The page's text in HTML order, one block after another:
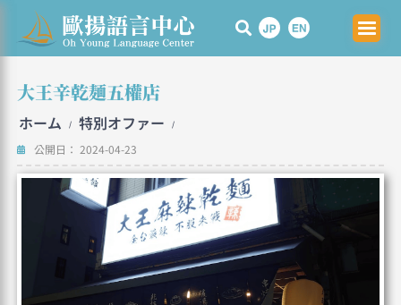
Skip
大王辛乾麺五權店
ホーム / 特別オファー /
公開日： 2024-04-23